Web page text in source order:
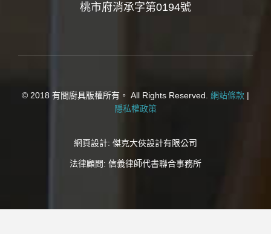
桃市府消承字第0194號
© 2018 有間廚具版權所有。 All Rights Reserved. 網站條款 |
隱私權政策
網頁設計: 傑克大俠設計有限公司
法律顧問: 信義律師代書聯合事務所